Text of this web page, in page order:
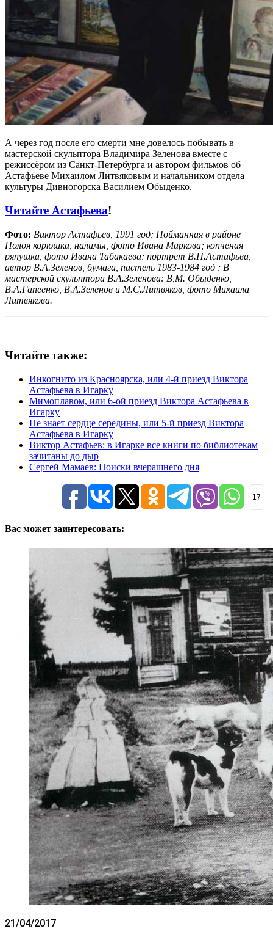
А через год после его смерти мне довелось побывать в
мастерской скульптора Владимира Зеленова вместе с
режиссёром из Санкт-Петербурга и автором фильмов об
Астафьеве Михаилом Литвяковым и начальником отдела
культуры Дивногорска Василием Обыденко.
Читайте Астафьева!
Фото: Виктор Астафьев, 1991 год; Пойманная в районе
Полоя корюшка, налимы, фото Ивана Маркова; копченая
ряпушка, фото Ивана Табакаева; портрет В.П.Астафьва,
автор В.А.Зеленов, бумага, пастель 1983-1984 год ; В
мастерской скульптора В.А.Зеленова: В,М. Обыденко,
В.А.Гапеенко, В.А.Зеленов и М.С.Литвяков, фото Михаила
Литвякова.
Читайте также:
Инкогнито из Красноярска, или 4-й приезд Виктора
Астафьева в Игарку
Мимоплавом, или 6-ой приезд Виктора Астафьева в
Игарку
Не знает сердце середины, или 5-й приезд Виктора
Астафьева в Игарку
Виктор Астафьев: в Игарке все книги по библиотекам
зачитаны до дыр
Сергей Мамаев: Поиски вчерашнего дня
17
Вас может заинтересовать:
21/04/2017